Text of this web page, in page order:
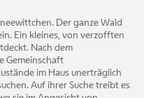
Der ganze Wald
Ein kleines, von verzofften
Nach dem
Gemeinschaft
im Haus unerträglich
Auf ihrer Suche treibt es